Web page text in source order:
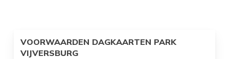
VOORWAARDEN DAGKAARTEN PARK
VIJVERSBURG